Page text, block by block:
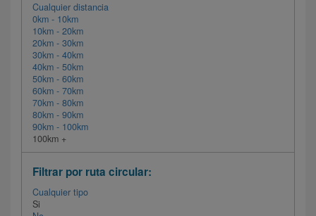
Cualquier distancia
0km - 10km
10km - 20km
20km - 30km
30km - 40km
40km - 50km
50km - 60km
60km - 70km
70km - 80km
80km - 90km
90km - 100km
100km +
Filtrar por ruta circular:
Cualquier tipo
Si